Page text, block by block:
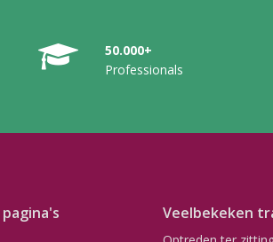
50.000+
Professionals
Veelbekeken